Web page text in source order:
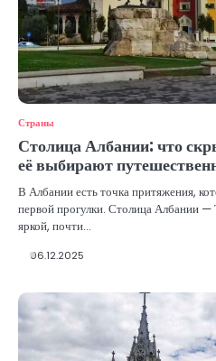
Страны
Столица Албании: что
её выбирают
В Албании есть точка притяжения,
первой прогулки. Столица Албании
яркой, почти…
06.12.2025